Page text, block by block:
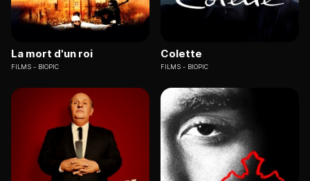
La mort d'un roi
FILMS BIOPIC
Colette
FILMS BIOPIC